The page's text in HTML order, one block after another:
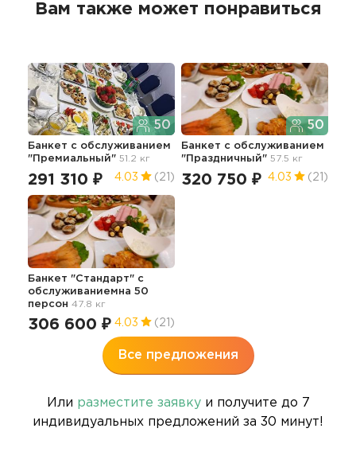
Вам также может понравиться
50
Банкет с обслуживанием
"Премиальный" 51.2 кг
291 310 ₽ 4.03 (21)
50
Банкет с обслуживанием
"Праздничный" 57.5 кг
320 750 ₽ 4.03 (21)
Банкет "Стандарт" с
обслуживаниемна 50
персон 47.8 кг
306 600 ₽ 4.03 (21)
Все предложения
Или разместите заявкуи получите до 7
индивидуальных предложений за 30 минут!